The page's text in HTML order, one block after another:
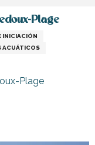
Plage
INICIACIÓN
ACUÁTICOS
Plage